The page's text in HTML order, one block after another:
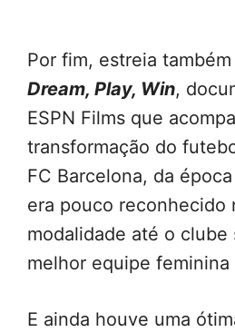
Por fim, estreia também
Dream, Play, Win,
ESPN Films que
transformação do
FC Barcelona, da
era pouco reconhecido
modalidade até o clube
melhor equipe feminina
E ainda houve uma